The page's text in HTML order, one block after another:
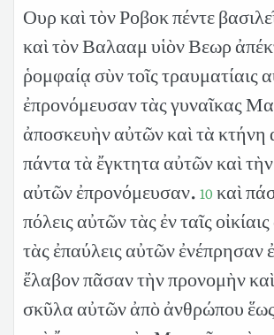
Ουρ καὶ τὸν Ροβοκ πέντε
καὶ τὸν Βαλααμ υἱὸν Βεωρ
ῥομφαίᾳ σὺν τοῖς τραυματίαις
ἐπρονόμευσαν τὰς γυναῖκας
ἀποσκευὴν αὐτῶν καὶ τὰ κτήνη
πάντα τὰ ἔγκτητα αὐτῶν καὶ
αὐτῶν ἐπρονόμευσαν. 10 καὶ
πόλεις αὐτῶν τὰς ἐν ταῖς
τὰς ἐπαύλεις αὐτῶν ἐνέπρησαν
ἔλαβον πᾶσαν τὴν προνομὴν
σκῦλα αὐτῶν ἀπὸ ἀνθρώπου